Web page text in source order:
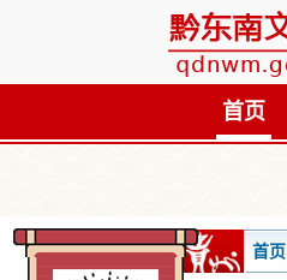
首页
首页